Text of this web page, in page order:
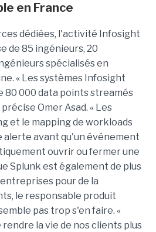
en France
dédiées, l'activité Infosight
de 85 ingénieurs, 20
spécialisés en
« Les systèmes Infosight
000 data points streamés
Omer Asad. « Les
et le mapping de workloads
alerte avant qu'un événement
ouvrir ou fermer une
Splunk est également de plus
pour de la
le responsable produit
pas trop s'en faire. «
la vie de nos clients plus